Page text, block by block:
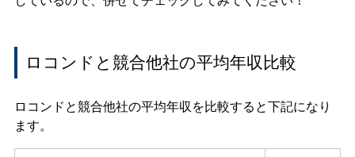
ロコンドと競合他社の平均年収比較
ロコンドと競合他社の平均年収を比較すると下記になり
ます。